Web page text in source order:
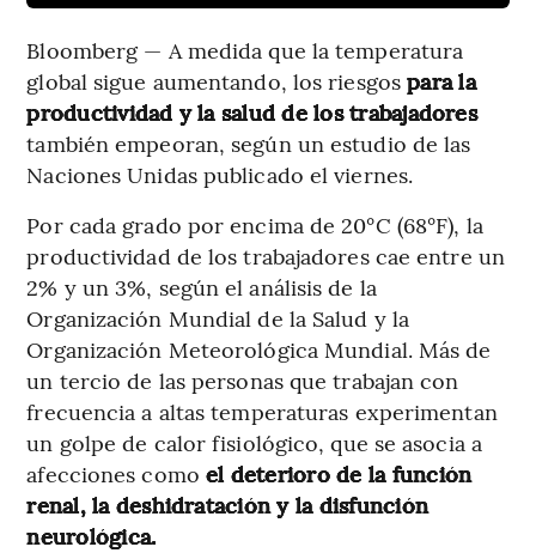
Bloomberg — A medida que la temperatura
global sigue aumentando, los riesgospara la
productividad y la salud de los trabajadores
también empeoran, según un estudio de las
Naciones Unidas publicado el viernes.
Por cada grado por encima de 20°C (68°F), la
productividad de los trabajadores cae entre un
2% y un 3%, según el análisis de la
Organización Mundial de la Salud y la
Organización Meteorológica Mundial. Más de
un tercio de las personas que trabajan con
frecuencia a altas temperaturas experimentan
un golpe de calor fisiológico, que se asocia a
afecciones como el deterioro de la función
renal, la deshidratación y la disfunción
neurológica.